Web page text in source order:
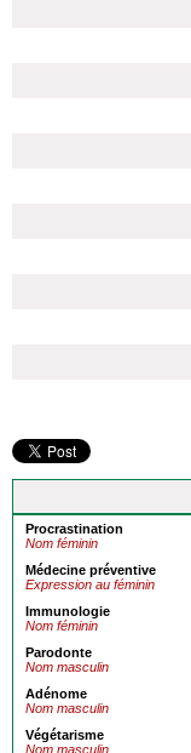
Procrastination
Nom féminin
Médecine préventive
Expression au féminin
Immunologie
Nom féminin
Parodonte
Nom masculin
Adénome
Nom masculin
Végétarisme
Nom masculin